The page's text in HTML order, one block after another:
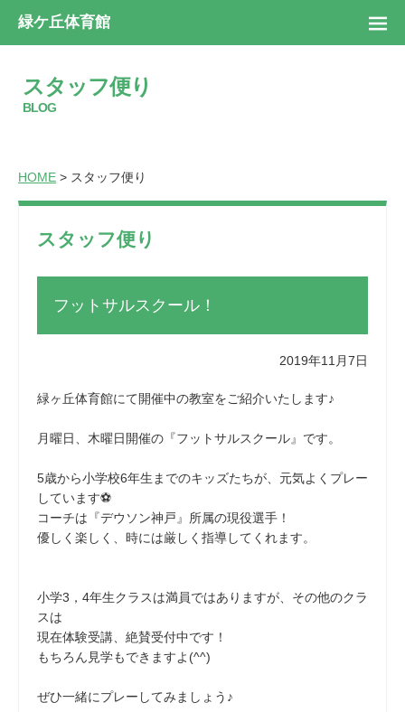
緑ケ丘体育館
スタッフ便り
BLOG
HOME > スタッフ便り
スタッフ便り
フットサルスクール！
2019年11月7日
緑ヶ丘体育館にて開催中の教室をご紹介いたします♪
月曜日、木曜日開催の『フットサルスクール』です。
5歳から小学校6年生までのキッズたちが、元気よくプレー
しています⚽
コーチは『デウソン神戸』所属の現役選手！
優しく楽しく、時には厳しく指導してくれます。
小学3，4年生クラスは満員ではありますが、その他のクラ
スは
現在体験受講、絶賛受付中です！
もちろん見学もできますよ(^^)
ぜひ一緒にプレーしてみましょう♪